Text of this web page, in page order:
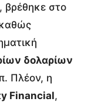
βρέθηκε στο
δολαρίων
Πλέον, η
Financial,